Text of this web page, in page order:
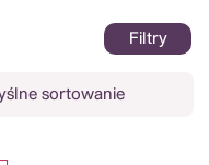
Filtry